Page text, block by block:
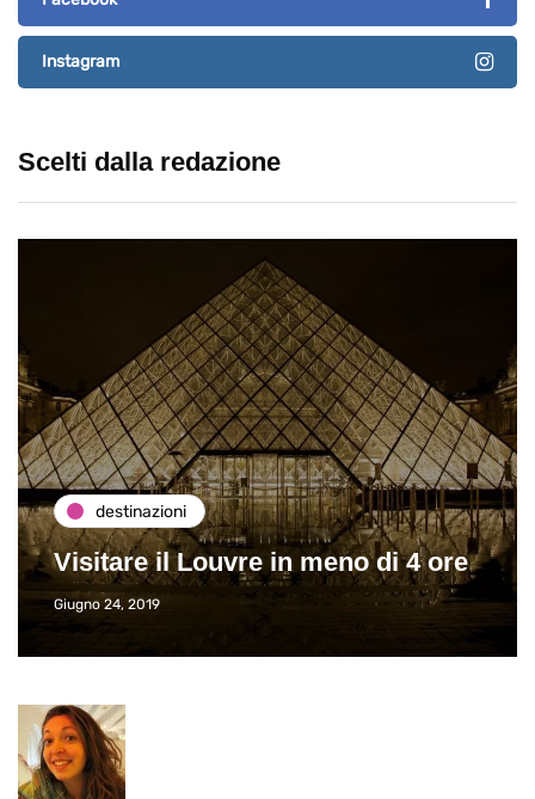
Instagram
Scelti dalla redazione
destinazioni
Visitare il Louvre in meno di 4 ore
Giugno 24, 2019